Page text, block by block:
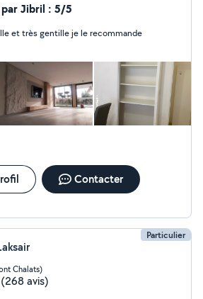
tout type de décoration et
Je travaille proprement et
pas à me contacter pour toute
par Jibril : 5/5
et très gentille je le recommande
Contacter
Particulier
Chalats)
(268 avis)